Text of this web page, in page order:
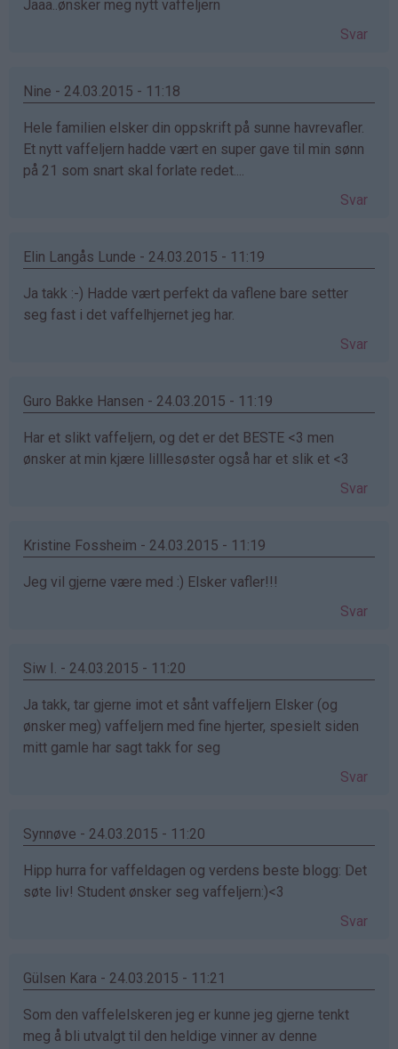
Jaaa..ønsker meg nytt vaffeljern
Svar
Nine - 24.03.2015 - 11:18
Hele familien elsker din oppskrift på sunne havrevafler.
Et nytt vaffeljern hadde vært en super gave til min sønn
på 21 som snart skal forlate redet....
Svar
Elin Langås Lunde - 24.03.2015 - 11:19
Ja takk :-) Hadde vært perfekt da vaflene bare setter
seg fast i det vaffelhjernet jeg har.
Svar
Guro Bakke Hansen - 24.03.2015 - 11:19
Har et slikt vaffeljern, og det er det BESTE <3 men
ønsker at min kjære lilllesøster også har et slik et <3
Svar
Kristine Fossheim - 24.03.2015 - 11:19
Jeg vil gjerne være med :) Elsker vafler!!!
Svar
Siw I. - 24.03.2015 - 11:20
Ja takk, tar gjerne imot et sånt vaffeljern Elsker (og
ønsker meg) vaffeljern med fine hjerter, spesielt siden
mitt gamle har sagt takk for seg
Svar
Synnøve - 24.03.2015 - 11:20
Hipp hurra for vaffeldagen og verdens beste blogg: Det
søte liv! Student ønsker seg vaffeljern:)<3
Svar
Gülsen Kara - 24.03.2015 - 11:21
Som den vaffelelskeren jeg er kunne jeg gjerne tenkt
meg å bli utvalgt til den heldige vinner av denne